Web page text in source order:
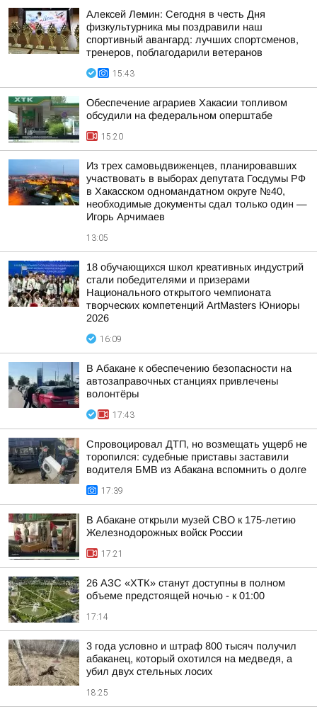
Алексей Лемин: Сегодня в честь Дня
физкультурника мы поздравили наш
спортивный авангард: лучших спортсменов,
тренеров, поблагодарили ветеранов
15:43
Обеспечение аграриев Хакасии топливом
обсудили на федеральном оперштабе
15:20
Из трех самовыдвиженцев, планировавших
участвовать в выборах депутата Госдумы РФ
в Хакасском одномандатном округе №40,
необходимые документы сдал только один —
Игорь Арчимаев
13:05
18 обучающихся школ креативных индустрий
стали победителями и призерами
Национального открытого чемпионата
творческих компетенций ArtMasters Юниоры
2026
16:09
В Абакане к обеспечению безопасности на
автозаправочных станциях привлечены
волонтёры
17:43
Спровоцировал ДТП, но возмещать ущерб не
торопился: судебные приставы заставили
водителя БМВ из Абакана вспомнить о долге
17:39
В Абакане открыли музей СВО к 175-летию
Железнодорожных войск России
17:21
26 АЗС «ХТК» станут доступны в полном
объеме предстоящей ночью - к 01:00
17:14
3 года условно и штраф 800 тысяч получил
абаканец, который охотился на медведя, а
убил двух стельных лосих
18:25